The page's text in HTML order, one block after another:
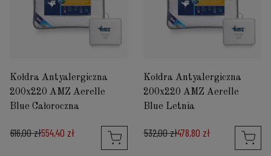
Kołdra Antyalergiczna
200x220 AMZ Aerelle
Blue Całoroczna
616,00 zł554,40 zł
Kołdra Antyalergiczna
200x220 AMZ Aerelle
Blue Letnia
532,00 zł478,80 zł